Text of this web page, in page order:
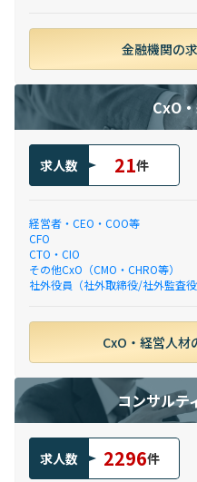
金融機関の
CxO
求人数 21件
経営者・CEO・COO等
CFO
CTO・CIO
その他CxO（CMO・CHRO等）
社外役員（社外取締役/社外監査役
CxO・経営人材
コンサルテ
求人数 2296件